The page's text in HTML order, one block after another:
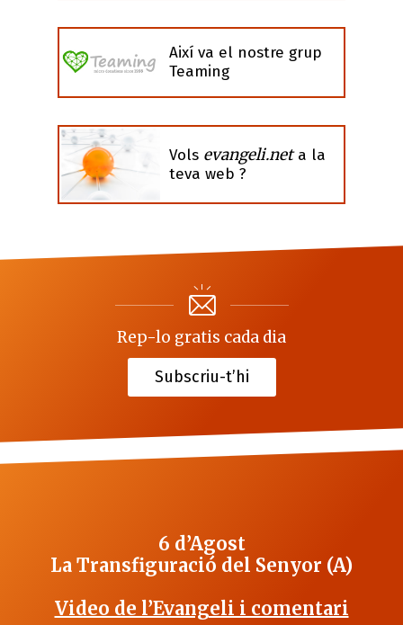
Així va el nostre grup
Teaming
Vols evangeli.neta la
teva web ?
Rep-lo gratis cada dia
Subscriu-t’hi
6 d’Agost
La Transfiguració del Senyor (A)
Video de l’Evangeli i comentari